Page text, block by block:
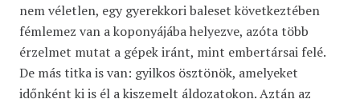
nem véletlen, egy gyerekkori baleset következtében
fémlemez van a koponyájába helyezve, azóta több
érzelmet mutat a gépek iránt, mint embertársai felé.
De más titka is van: gyilkos ösztönök, amelyeket
időnként ki is él a kiszemelt áldozatokon. Aztán az